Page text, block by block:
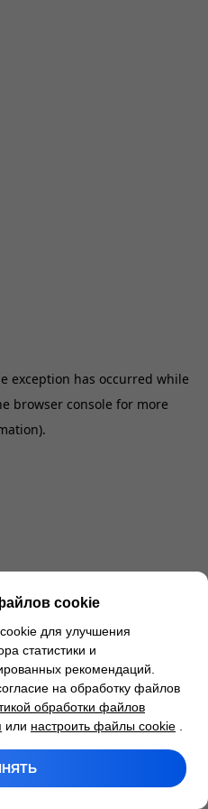
exception has occurred while
browser console for more
cookie
для улучшения
статистики и
рекомендаций.
на обработку файлов
обработки файлов
или настроить файлы cookie